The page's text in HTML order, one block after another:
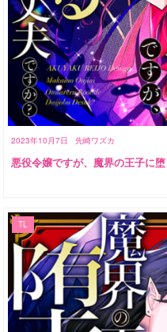
2023年10月7日 先崎ワズカ
悪役令嬢ですが、魔界の王子に
TL